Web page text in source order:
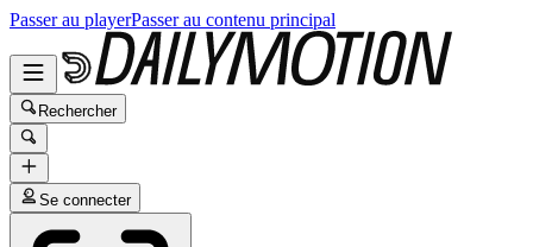
Passer au playerPasser au contenu principal
Rechercher
Se connecter